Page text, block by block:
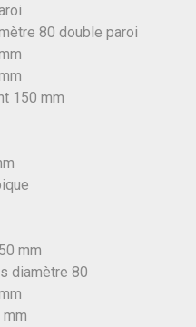
80 double paroi
150 mm
mm
diamètre 80